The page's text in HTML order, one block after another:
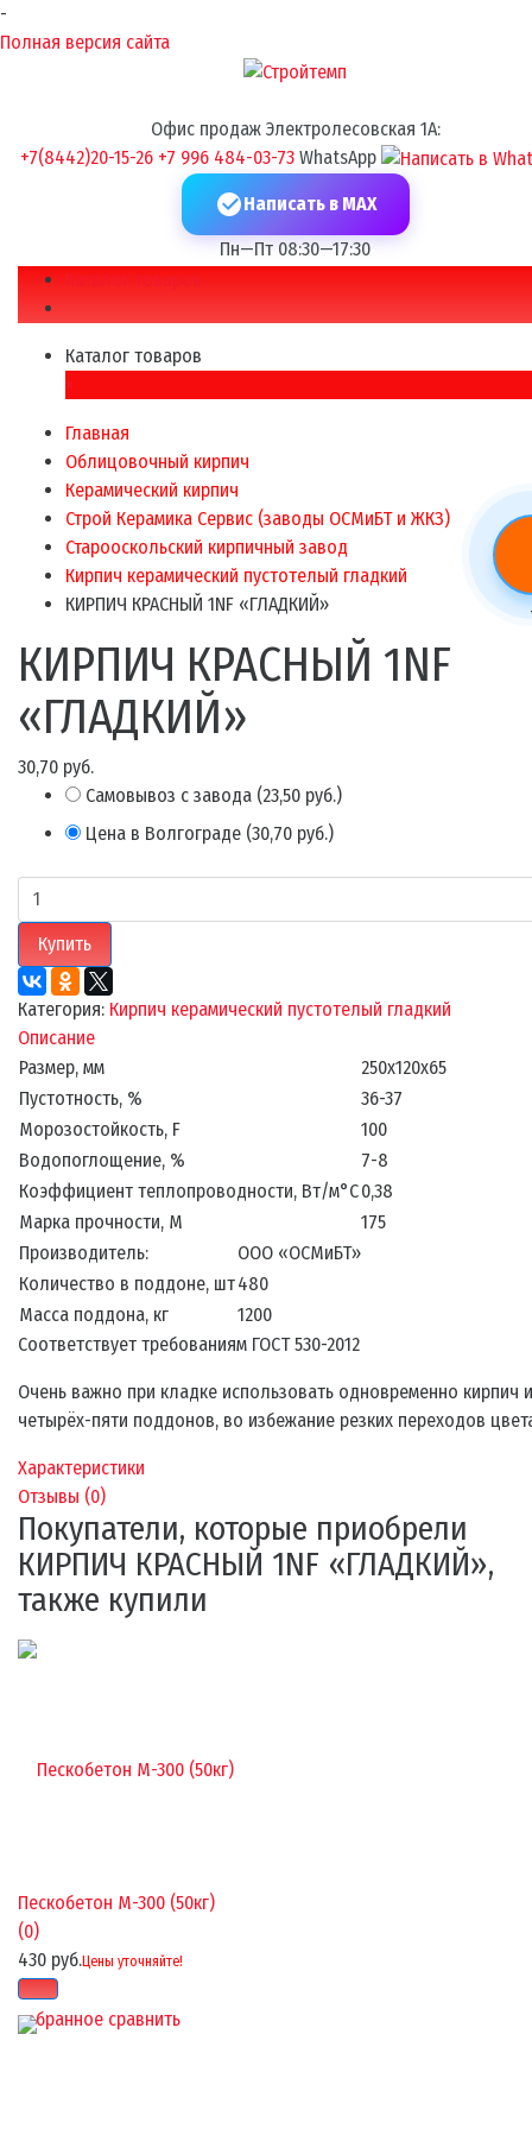
-
Полная версия сайта
Офис продаж Электролесовская 1А:
+7(8442)20-15-26 +7 996 484-03-73 WhatsApp
Написать в MAX
Пн—Пт 08:30—17:30
Каталог товаров
Каталог товаров
×
Главная
Облицовочный кирпич
Керамический кирпич
Строй Керамика Сервис (заводы ОСМиБТ и ЖКЗ)
Старооскольский кирпичный завод
Кирпич керамический пустотелый гладкий
КИРПИЧ КРАСНЫЙ 1NF «ГЛАДКИЙ»
КИРПИЧ КРАСНЫЙ 1NF
«ГЛАДКИЙ»
30,70 руб.
Самовывоз с завода (23,50 руб.)
Цена в Волгограде (30,70 руб.)
Купить
Категория: Кирпич керамический пустотелый гладкий
Описание
Размер, мм
250х120х65
Пустотность, %
36-37
Морозостойкость, F
100
Водопоглощение, %
7-8
Коэффициент теплопроводности, Вт/м°С0,38
Марка прочности, М
175
Производитель:
ООО «ОСМиБТ»
Количество в поддоне, шт480
Масса поддона, кг
1200
Соответствует требованиям ГОСТ 530-2012
Очень важно при кладке использовать одновременно кирпич
четырёх-пяти поддонов, во избежание резких переходов
Характеристики
Отзывы (0)
Покупатели, которые приобрели
КИРПИЧ КРАСНЫЙ 1NF «ГЛАДКИЙ»,
также купили
избранное сравнить
Пескобетон М-300 (50кг)
(0)
430 руб.Цены уточняйте!